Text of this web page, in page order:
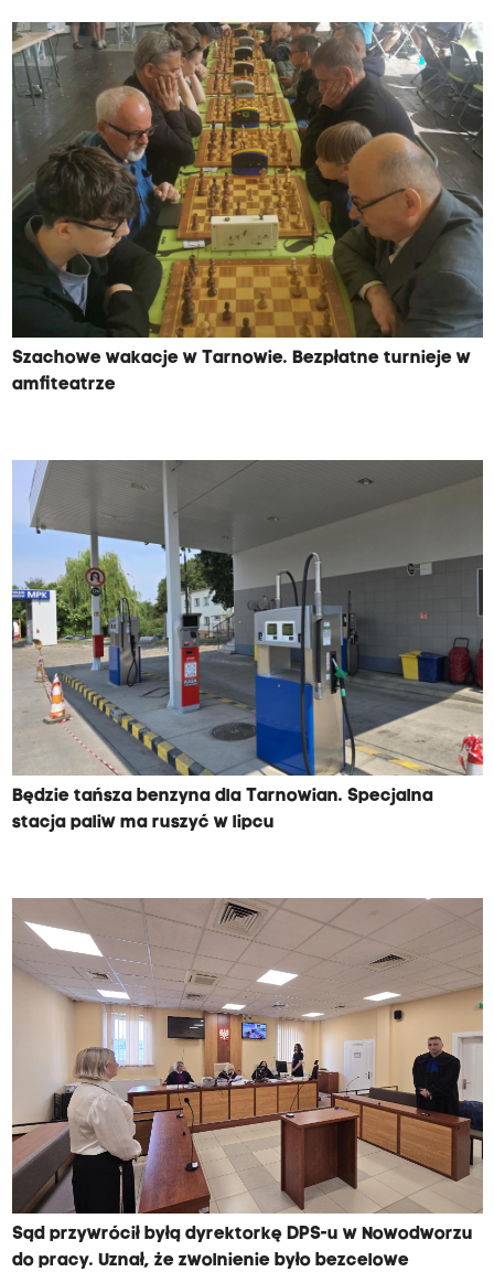
Szachowe wakacje w Tarnowie. Bezpłatne turnieje w
amfiteatrze
Będzie tańsza benzyna dla Tarnowian. Specjalna
stacja paliw ma ruszyć w lipcu
Sąd przywrócił byłą dyrektorkę DPS-u w Nowodworzu
do pracy. Uznał, że zwolnienie było bezcelowe